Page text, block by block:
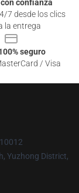
confianza
7 desde los clics
la entrega
seguro
/ Visa
Yuzhong District,